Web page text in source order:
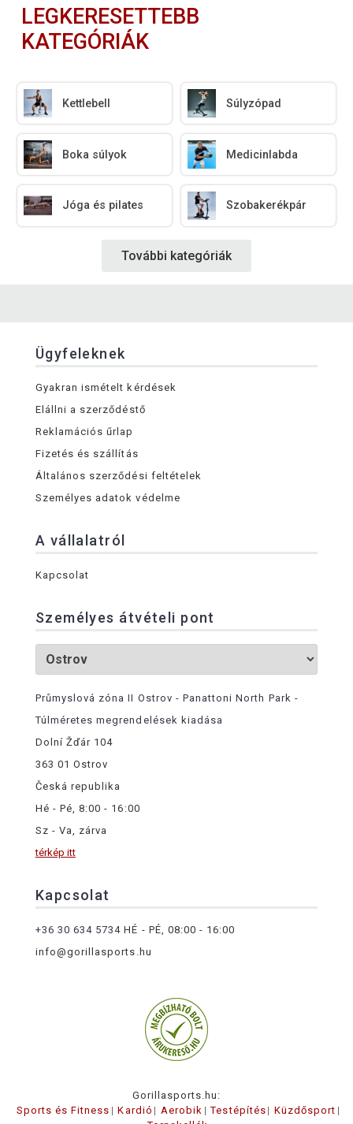
LEGKERESETTEBB
KATEGÓRIÁK
Kettlebell Súlyzópad
Boka súlyok Medicinlabda
Jóga és pilates Szobakerékpár
További kategóriák
Ügyfeleknek
Gyakran ismételt kérdések
Elállni a szerződéstő
Reklamációs űrlap
Fizetés és szállítás
Általános szerződési feltételek
Személyes adatok védelme
A vállalatról
Kapcsolat
Személyes átvételi pont
Průmyslová zóna II Ostrov - Panattoni North Park -
Túlméretes megrendelések kiadása
Dolní Žďár 104
363 01 Ostrov
Česká republika
Hé - Pé, 8:00 - 16:00
Sz - Va, zárva
térkép itt
Kapcsolat
+36 30 634 5734 HÉ - PÉ, 08:00 - 16:00
info@gorillasports.hu
Gorillasports.hu:
Sports és Fitness
Kardió Aerobik Testépítés
Küzdősport